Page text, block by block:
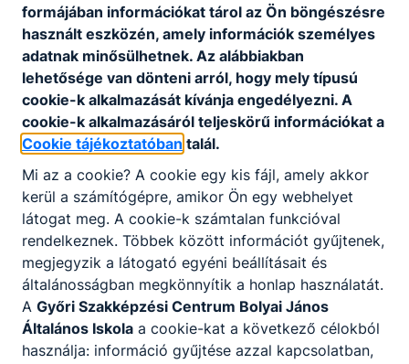
formájában információkat tárol az Ön böngészésre
használt eszközén, amely információk személyes
adatnak minősülhetnek. Az alábbiakban
lehetősége van dönteni arról, hogy mely típusú
cookie-k alkalmazását kívánja engedélyezni. A
cookie-k alkalmazásáról teljeskörű információkat a
Cookie tájékoztatóban talál.
Mi az a cookie? A cookie egy kis fájl, amely akkor
kerül a számítógépre, amikor Ön egy webhelyet
látogat meg. A cookie-k számtalan funkcióval
rendelkeznek. Többek között információt gyűjtenek,
megjegyzik a látogató egyéni beállításait és
általánosságban megkönnyítik a honlap használatát.
A Győri Szakképzési Centrum Bolyai János
Általános Iskola a cookie-kat a következő célokból
használja: információ gyűjtése azzal kapcsolatban,